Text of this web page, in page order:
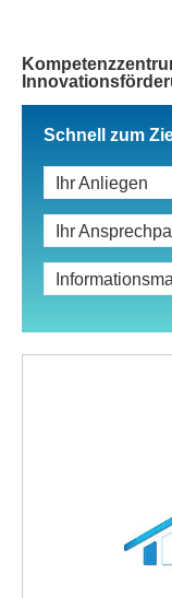
Schnell zum
Ihr Anliegen
Ihr